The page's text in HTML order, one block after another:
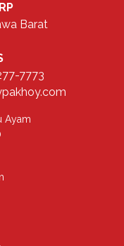
Barat
7773
Ayam